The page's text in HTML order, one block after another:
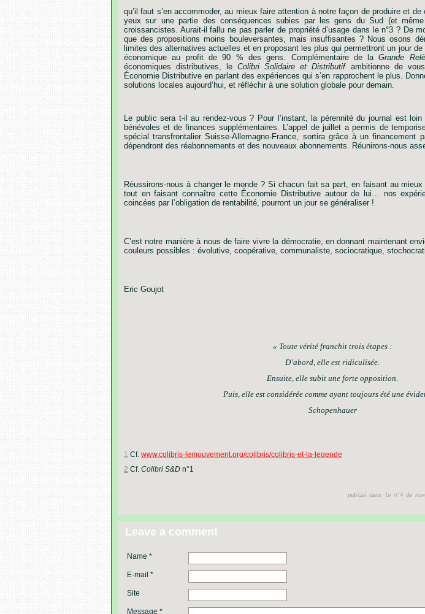
qu’il faut s’en accommoder, au mieux faire attention à notre façon de produire et de
yeux sur une partie des conséquences subies par les gens du Sud (et même
croissancistes. Aurait-il fallu ne pas parler de propriété d’usage dans le n°3 ? De
que des propositions moins bouleversantes, mais insuffisantes ? Nous osons
limites des alternatives actuelles et en proposant les plus qui permettront un jour de
économique au profit de 90 % des gens. Complémentaire de la Grande
économiques
distributives, le Colibri Solidaire et Distributif ambitionne de vous
Économie Distributive en parlant des expériences qui s’en rapprochent le plus.
solutions locales aujourd’hui, et réfléchir à une solution globale pour demain.
Le public sera t-il au rendez-vous ? Pour l’instant, la pérennité du journal est loin
bénévoles et de finances supplémentaires. L’appel de juillet a permis de
spécial transfrontalier Suisse-Allemagne-France, sortira grâce à un financement
dépendront des réabonnements et des nouveaux abonnements. Réunirons-nous
Réussirons-nous à changer le monde ? Si chacun fait sa part, en faisant au mieux
tout en faisant connaître cette Économie Distributive autour de lui… nos
coincées par l’obligation de rentabilité, pourront un jour se généraliser !
C’est notre manière à nous de faire vivre la démocratie, en donnant maintenant
couleurs possibles : évolutive, coopérative, communaliste, sociocratique,
Eric Goujot
« Toute vérité franchit trois étapes :
D’abord, elle est ridiculisée.
Ensuite, elle subit une forte opposition.
Puis, elle est considérée comme ayant toujours été une
Schopenhauer
1 Cf. www.colibris-lemouvement.org/colibris/colibris-et-la-legende
2 Cf. Colibri S&D n°1
publié dans le n°4 de
Leave a comment
Name *
E-mail *
Site
Message *